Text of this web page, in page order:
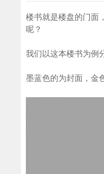
楼书就是楼盘的门面
呢？
我们以这本楼书为例
墨蓝色的为封面，金